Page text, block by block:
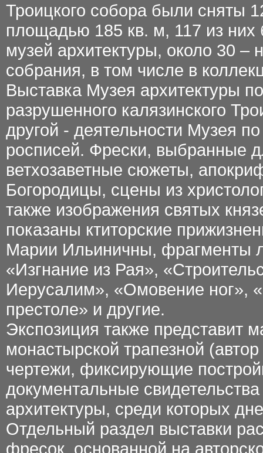
Троицкого собора были сняты
площадью 185 кв. м, 117 из
музей архитектуры, около 30
собрания, в том числе в
Выставка Музея архитектуры
разрушенного калязинского
другой - деятельности Музея
росписей. Фрески, выбранные
ветхозаветные сюжеты,
Богородицы, сцены из
также изображения святых
показаны ктиторские
Марии Ильиничны, фрагменты
«Изгнание из Рая»,
Иерусалим», «Омовение ног»,
престоле» и другие.
Экспозиция также представит
монастырской трапезной
чертежи, фиксирующие
документальные
архитектуры, среди которых
Отдельный раздел выставки
фресок, основанной на